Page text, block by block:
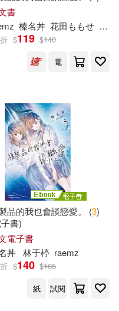
(2)
宅配(2)
書
榛名丼 花田ももせ 簡于
$119 $140
電
品的我也會談戀愛。 (3)
書)
電子書
丼 林于楟 raemz
$140 $165
紙
試閱